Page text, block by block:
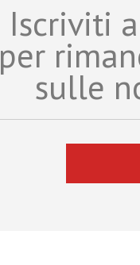
Iscriviti
per
sulle